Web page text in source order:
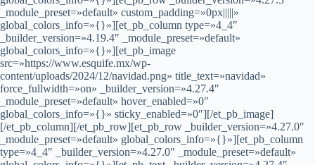
_module_preset=»default» custom_padding=»0px|||||»
global_colors_info=»{}»][et_pb_column type=»4_4″
_builder_version=»4.19.4″ _module_preset=»default»
global_colors_info=»{}»][et_pb_image
src=»https://www.esquife.mx/wp-
content/uploads/2024/12/navidad.png» title_text=»navidad»
force_fullwidth=»on» _builder_version=»4.27.4″
_module_preset=»default» hover_enabled=»0″
global_colors_info=»{}» sticky_enabled=»0″][/et_pb_image]
[/et_pb_column][/et_pb_row][et_pb_row _builder_version=»4.27.0″
_module_preset=»default» global_colors_info=»{}»][et_pb_column
type=»4_4″ _builder_version=»4.27.0″ _module_preset=»default»